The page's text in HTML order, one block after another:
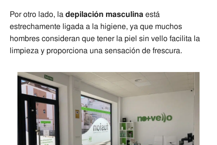
Por otro lado, ladepilación masculinaestá
estrechamente ligada a la higiene, ya que muchos
hombres consideran que tener la piel sin vello facilita la
limpieza y proporciona una sensación de frescura.